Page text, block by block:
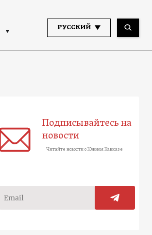
РУССКИЙ
Подписывайтесь на
новости
Читайте новости о Южном Кавказе